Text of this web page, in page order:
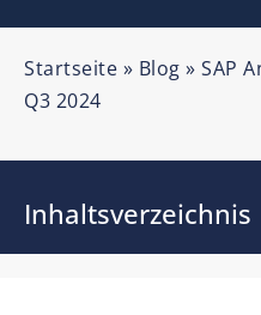
Startseite » Blog » SAP
Q3 2024
Inhaltsverzeichnis